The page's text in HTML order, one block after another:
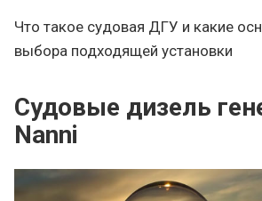
Что такое судовая ДГУ и какие
выбора подходящей установки
Судовые дизель
Nanni